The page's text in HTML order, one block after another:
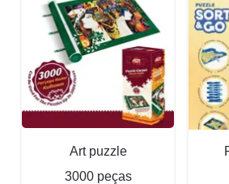
Art puzzle
3000 peças